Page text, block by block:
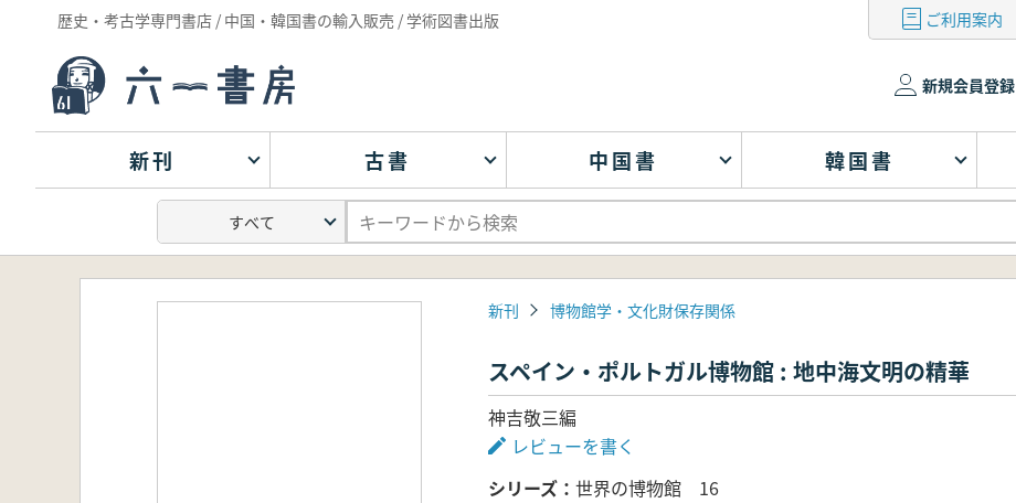
歴史・考古学専門書店 / 中国・韓国書の輸入販売 / 学術図書出版 ご利用案内
新規会員登録
新刊 古書 中国書 韓国書
新刊 博物館学・文化財保存関係
スペイン・ポルトガル博物館 : 地中海文明の精華
神吉敬三編
レビューを書く
シリーズ
世界の博物館 16